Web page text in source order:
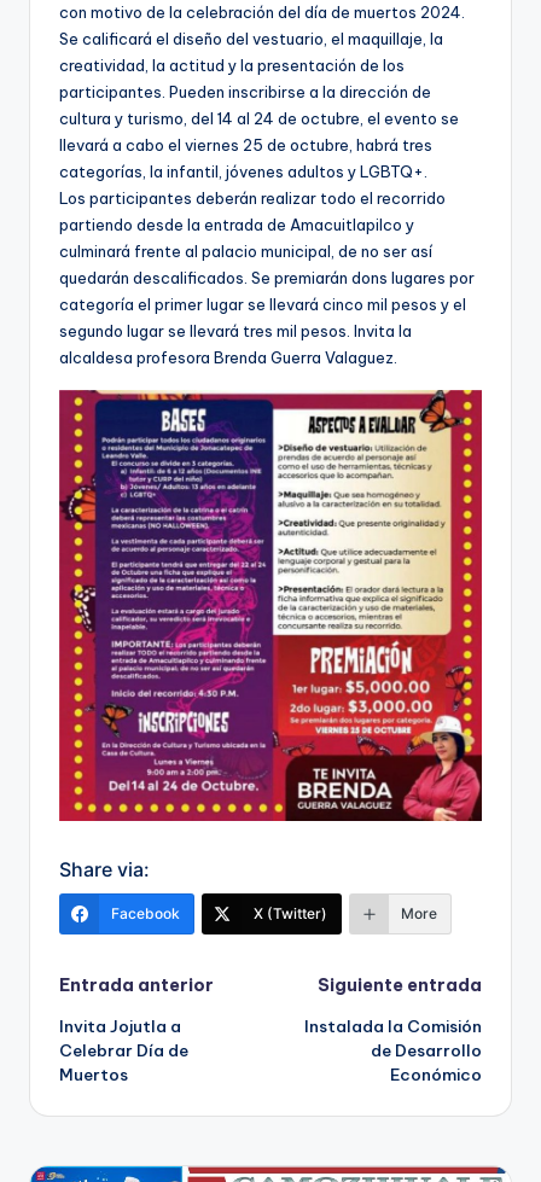
con motivo de la celebración del día de muertos 2024.
Se calificará el diseño del vestuario, el maquillaje, la
creatividad, la actitud y la presentación de los
participantes. Pueden inscribirse a la dirección de
cultura y turismo, del 14 al 24 de octubre, el evento se
llevará a cabo el viernes 25 de octubre, habrá tres
categorías, la infantil, jóvenes adultos y LGBTQ+.
Los participantes deberán realizar todo el recorrido
partiendo desde la entrada de Amacuitlapilco y
culminará frente al palacio municipal, de no ser así
quedarán descalificados. Se premiarán dons lugares por
categoría el primer lugar se llevará cinco mil pesos y el
segundo lugar se llevará tres mil pesos. Invita la
alcaldesa profesora Brenda Guerra Valaguez.
Share via:
Facebook X (Twitter) More
Navegación
de
entradas
Entrada anterior
Invita Jojutla a
Celebrar Día de
Muertos
Siguiente entrada
Instalada la Comisión
de Desarrollo
Económico